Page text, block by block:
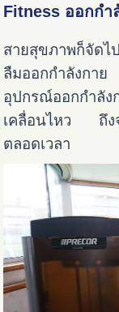
Fitness ออกกำ
สายสุขภาพก็จัดไ
ลืมออกกำลังก
อุปกรณ์ออกกำลัง
เคลื่อนไหว ถึงจ
ตลอดเวลา